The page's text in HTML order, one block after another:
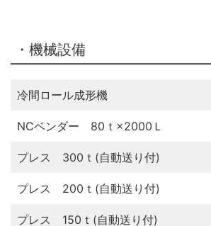
・機械設備
冷間ロール成形機
NCベンダー 80ｔ×2000Ｌ
プレス 300ｔ(自動送り付)
プレス 200ｔ(自動送り付)
プレス 150ｔ(自動送り付)